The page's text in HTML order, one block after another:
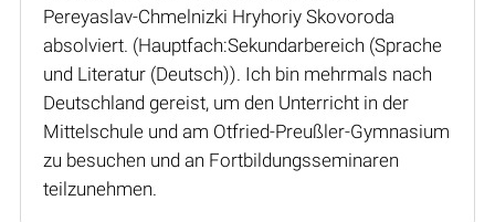
Pereyaslav-Chmelnizki Hryhoriy Skovoroda
absolviert. (Hauptfach:Sekundarbereich (Sprache
und Literatur (Deutsch)). Ich bin mehrmals nach
Deutschland gereist, um den Unterricht in der
Mittelschule und am Otfried-Preußler-Gymnasium
zu besuchen und an Fortbildungsseminaren
teilzunehmen.